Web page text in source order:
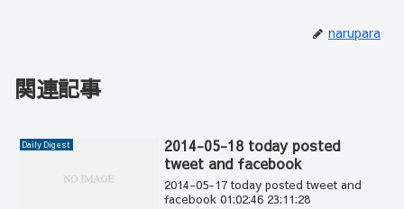
narupara
関連記事
Daily Digest
2014-05-18 today posted
tweet and facebook
2014-05-17 today posted tweet and
facebook 01:02:46 23:11:28